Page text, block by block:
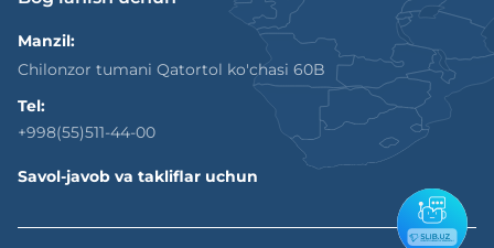
Manzil:
Chilonzor tumani Qatortol ko'chasi 60B
Tel:
+998(55)511-44-00
Savol-javob va takliflar uchun